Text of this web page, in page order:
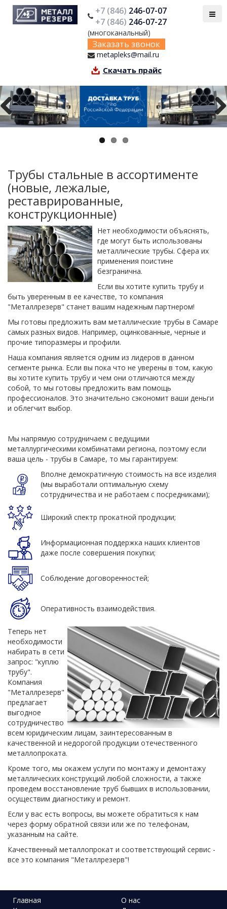
+7 (846) 246-07-07
+7 (846) 246-07-27
(многоканальный)
Заказать звонок
metapleks@mail.ru
Скачать прайс
Previous Next
Трубы стальные в ассортименте
(новые, лежалые,
реставрированные,
конструкционные)
Нет необходимости объяснять,
где могут быть использованы
металлические трубы. Сфера их
применения поистине
безгранична.
Если вы хотите купить трубу и
быть уверенным в ее качестве, то компания
"Металлрезерв" станет вашим надежным партнером!
Мы готовы предложить вам металлические трубы в Самаре
самых разных видов. Например, оцинкованные, черные и
прочие типоразмеры и профили.
Наша компания является одним из лидеров в данном
сегменте рынка. Если вы пока что не уверены в том, какую
вы хотите купить трубу и чем они отличаются между
собой, то мы готовы предложить вам помощь
профессионалов. Это значительно сэкономит ваши деньги
и облегчит выбор.
Мы напрямую сотрудничаем с ведущими
металлургическими комбинатами региона, поэтому если
ваша цель - трубы в Самаре, то мы гарантируем:
Вполне демократичную стоимость на все изделия
(мы выработали оптимальную схему
сотрудничества и не работаем с посредниками);
Широкий спектр прокатной продукции;
Информационная поддержка наших клиентов
даже после совершения покупки;
Соблюдение договоренностей;
Оперативность взаимодействия.
Теперь нет
необходимости
набирать в сети
запрос: "куплю
трубу".
Компания
"Металлрезерв"
предлагает
выгодное
сотрудничество
всем юридическим лицам, заинтересованным в
качественной и недорогой продукции отечественного
металлопроката.
Кроме того, мы окажем услуги по монтажу и демонтажу
металлических конструкций любой сложности, а также
проведем восстановление труб бывших в использовании,
осуществим диагностику и ремонт.
Если у вас есть вопросы, вы можете обратиться к нам
через форму обратной связи или же по телефонам,
указанным на сайте.
Качественный металлопрокат и соответствующий сервис -
все это компания "Металлрезерв"!
Главная
О нас